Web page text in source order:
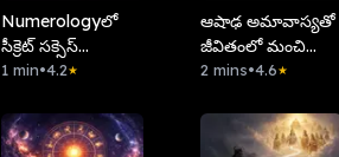
Numerologyలో
సీక్రెట్ సక్సెస్
కాంబినేషన్!
1 min•4.2★
ఆషాఢ అమావాస్యతో
జీవితంలో మంచి
రోజులు
2 mins•4.6★